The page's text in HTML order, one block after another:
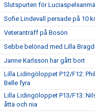
Slutspurten för
Sofie Lindevall persade på 10
Veteranträff på Bosön
Sebbe belönad med Lilla
Janne Karlsson har gått bort
Lilla Lidingöloppet P12/F12:
Belle fyra
Lilla Lidingöloppet P13/F13:
åtta och nia